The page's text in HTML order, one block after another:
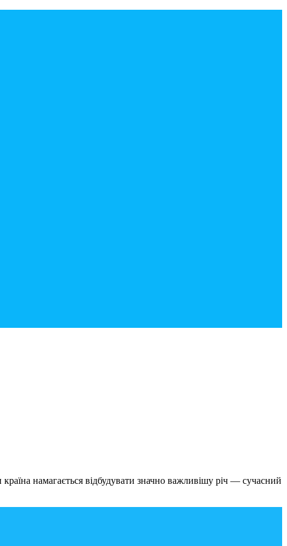
намагається відбудувати значно важливішу річ — сучасний